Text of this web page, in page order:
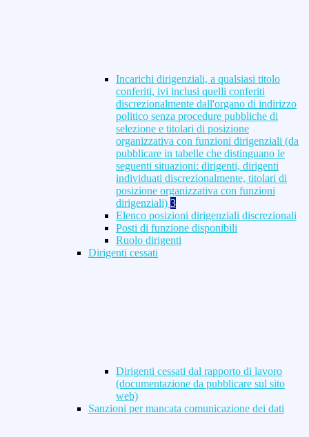
Incarichi dirigenziali, a qualsiasi titolo
conferiti, ivi inclusi quelli conferiti
discrezionalmente dall'organo di indirizzo
politico senza procedure pubbliche di
selezione e titolari di posizione
organizzativa con funzioni dirigenziali (da
pubblicare in tabelle che distinguano le
seguenti situazioni: dirigenti, dirigenti
individuati discrezionalmente, titolari di
posizione organizzativa con funzioni
dirigenziali) 3
Elenco posizioni dirigenziali discrezionali
Posti di funzione disponibili
Ruolo dirigenti
Dirigenti cessati
Dirigenti cessati dal rapporto di lavoro
(documentazione da pubblicare sul sito
web)
Sanzioni per mancata comunicazione dei dati